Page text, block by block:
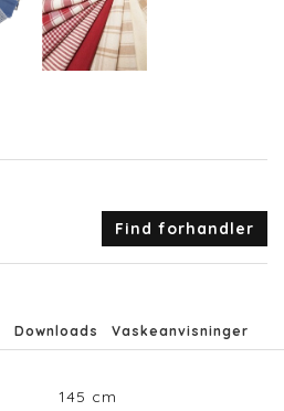
Find forhandler
Downloads Vaskeanvisninger
145 cm